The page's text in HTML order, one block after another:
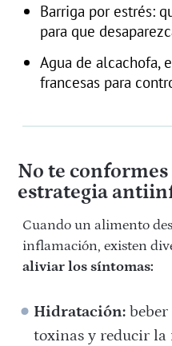
Barriga por estrés:
para que
Agua de alcachofa,
francesas para
No te conformes
estrategia
Cuando un alimento
inflamación, existen
aliviar los síntomas:
Hidratación:
toxinas y reducir